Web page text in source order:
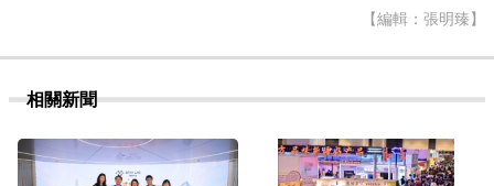
【編輯：張明臻】
相關新聞